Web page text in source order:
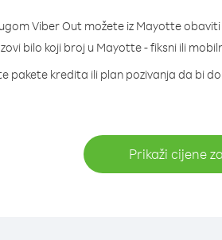
Viber Out možete iz Mayotte
bilo koji broj u Mayotte - fiksni ili
pakete kredita ili plan pozivanja da bi
Prikaži cijene